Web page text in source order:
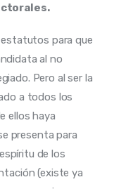
para que
al no
Pero al ser la
a todos los
ellos haya
presenta para
de los
(existe ya